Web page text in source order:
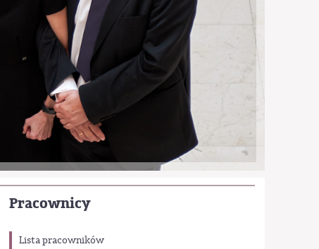
Pracownicy
Lista pracowników